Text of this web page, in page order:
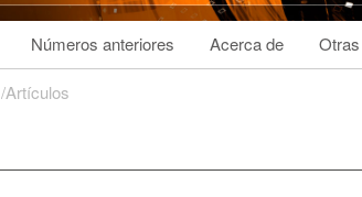
Números anteriores Acerca de
/Artículos